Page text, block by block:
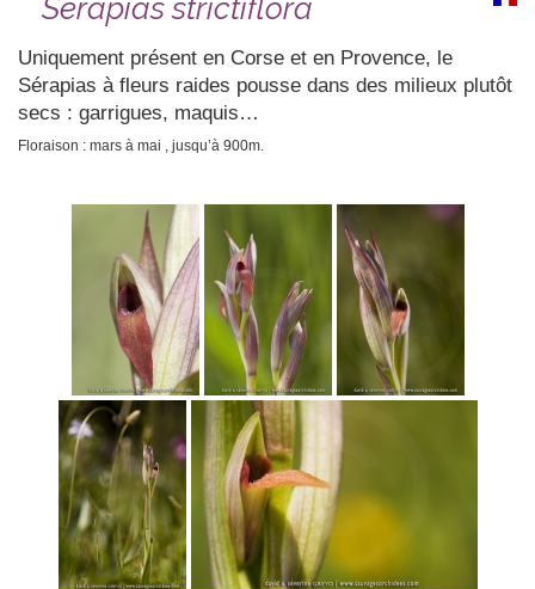
Serapias strictiflora
Uniquement présent en Corse et en Provence, le
Sérapias à fleurs raides pousse dans des milieux plutôt
secs : garrigues, maquis…
Floraison : mars à mai , jusqu’à 900m.